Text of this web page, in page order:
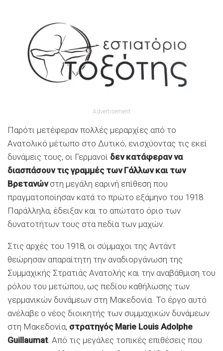
Advertisement
Παρότι μετέφεραν πολλές μεραρχίες από το
Ανατολικό μέτωπο στο Δυτικό, ενισχύοντας τις εκεί
δυνάμεις τους, οι Γερμανοί δεν κατάφεραν να
διασπάσουν τις γραμμές των Γάλλων και των
Βρετανώνστη μεγάλη εαρινή επίθεση που
πραγματοποίησαν κατά το πρώτο εξάμηνο του 1918.
Παράλληλα, έδειξαν και το απώτατο όριο των
δυνατοτήτων τους στα πεδία των μαχών.
Στις αρχές του 1918, οι σύμμαχοι της Αντάντ
θεώρησαν απαραίτητη την αναδιοργάνωση της
Συμμαχικής Στρατιάς Ανατολής και την αναβάθμιση του
ρόλου του μετώπου, ως πεδίου καθήλωσης των
γερμανικών δυνάμεων στη Μακεδονία. Το έργο αυτό
ανέλαβε ο νέος διοικητής των συμμαχικών δυνάμεων
στη Μακεδονία, στρατηγός Marie Louis Adolphe
Guillaumat. Από τις μεγάλες τοπικές επιθέσεις που